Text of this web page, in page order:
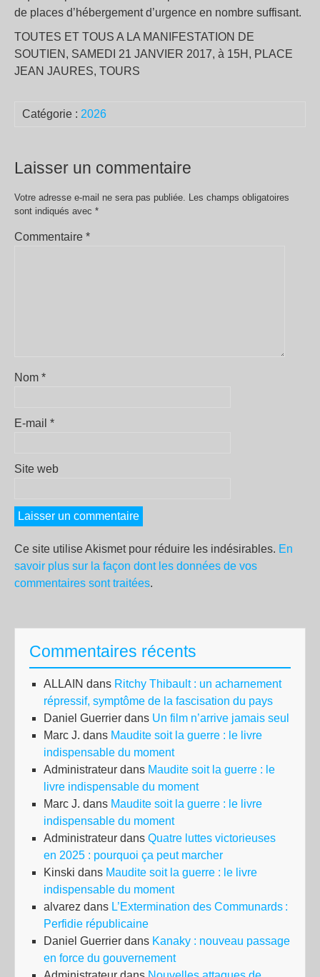
de places d’hébergement d’urgence en nombre suffisant.
TOUTES ET TOUS A LA MANIFESTATION DE
SOUTIEN, SAMEDI 21 JANVIER 2017, à 15H, PLACE
JEAN JAURES, TOURS
Catégorie : 2026
Laisser un commentaire
Votre adresse e-mail ne sera pas publiée.
Les champs obligatoires
sont indiqués avec *
Commentaire *
Nom *
E-mail *
Site web
Ce site utilise Akismet pour réduire les indésirables. En
savoir plus sur la façon dont les données de vos
commentaires sont traitées.
Commentaires récents
ALLAIN dans Ritchy Thibault : un acharnement
répressif, symptôme de la fascisation du pays
Daniel Guerrier dans Un film n’arrive jamais seul
Marc J. dans Maudite soit la guerre : le livre
indispensable du moment
Administrateur dans Maudite soit la guerre : le
livre indispensable du moment
Marc J. dans Maudite soit la guerre : le livre
indispensable du moment
Administrateur dans Quatre luttes victorieuses
en 2025 : pourquoi ça peut marcher
Kinski dans Maudite soit la guerre : le livre
indispensable du moment
alvarez dans L’Extermination des Communards :
Perfidie républicaine
Daniel Guerrier dans Kanaky : nouveau passage
en force du gouvernement